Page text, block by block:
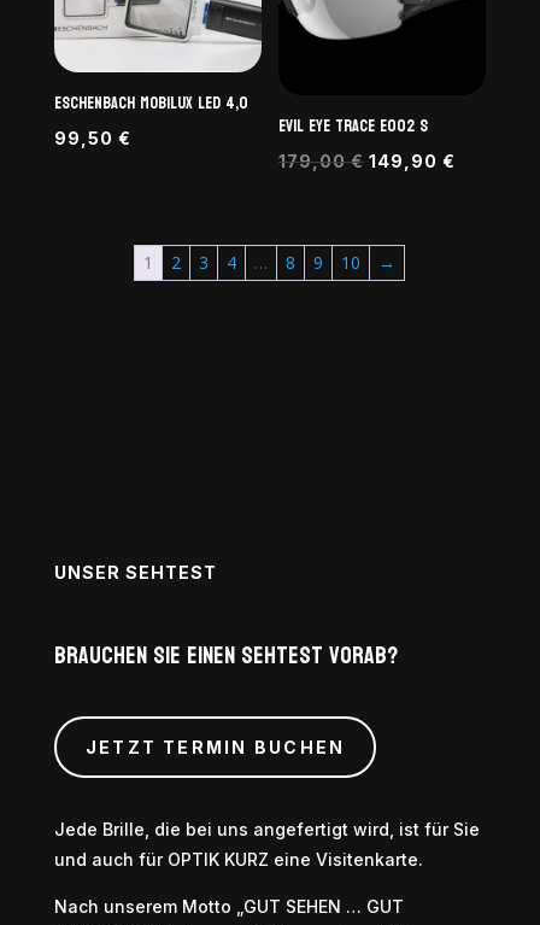
ESCHENBACH MOBILUX LED 4,0
99,50 € evil eye trace E002 S
179,00€ Ursprünglicher
149,90€
1 2 3 4 … 8 9 10 →
UNSER SEHTEST
Brauchen sie einen sehtest vorab?
JETZT TERMIN BUCHEN
Jede Brille, die bei uns angefertigt wird, ist für Sie
und auch für OPTIK KURZ eine Visitenkarte.
Nach unserem Motto „GUT SEHEN … GUT